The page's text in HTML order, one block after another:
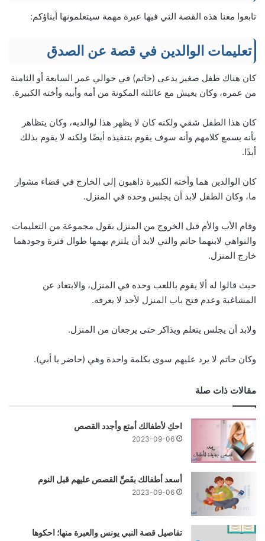
تابعوا معنا هذه القصة التي فيها عبرة مهمة سيتعلمونها أبناؤكم:
تعليمات الوالدين في قصة عن الصدق
كان هناك طفل صغير يدعى (حاتم) في حوالي عمر السابعة أو الثامنة
من عمره، وكان يعيش مع عائلته المكونة من أمه وأبيه وأخته الكبيرة.
كان هذا الطفل شقي ولكنه كان لا يظهر هذا لوالديه، وكان يتظاهر
بأنه يسمع كلامهم وأنه سوف يقوم بتنفيذه أيضًا ولكنه لا يقوم بذلك
أبدًا.
كان الوالدين هما وأخته الكبيرة ذاهبون إلى الخارج في قضاء مشوار
ما، وكان الطفل لابد أن يجلس وحده في المنزل.
وقام الأب والأم قبل الخروج من المنزل بقول مجموعة من التعليمات
والنواهي لابنهما حاتم والتي لابد أن يلتزم بهمها طوال فترة وجودهما
خارج المنزل.
حيث قالوا له ألا يقوم باللعب وحده في المنزل، والابتعاد عن
المشاغبة وعدم فتح باب المنزل لأحد لا يعرفه.
ولابد أن يجلس يتعلم ويذاكر حتى يرجعان من المنزل.
وكان حاتم لا يرد عليهم سوى بكلمة واحدة وهي (حاضر يا أبي).
مقالات ذات صلة
احكِ لأطفالك أمتع وأجدد القصص
2023-09-06
أسعد أطفالك بقَصِّ القصص عليهم قبل النوم
2023-09-06
تفاصيل قصة النبي يونس والعبرة منها؛ احكوها